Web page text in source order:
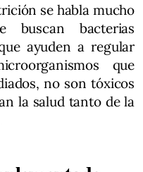
se habla mucho
bacterias
ayuden a regular
que
no son tóxicos
la salud tanto de la